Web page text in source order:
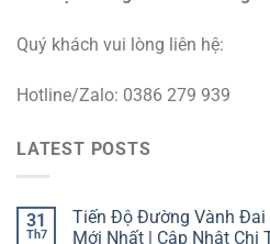
Quý khách vui lòng liên hệ:
Hotline/Zalo: 0386 279 939
LATEST POSTS
31
Th7
Tiến Độ Đường Vành Đai
Mới Nhất | Cập Nhật Chi